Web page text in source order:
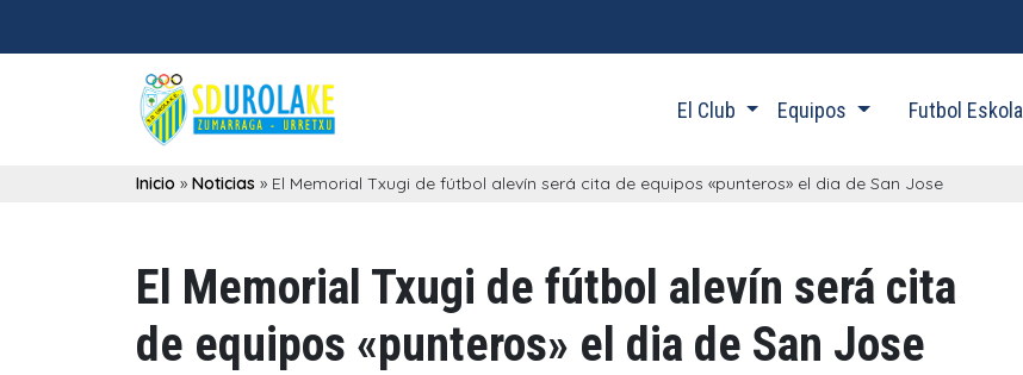
El Club Equipos Futbol Eskola
Inicio » Noticias » El Memorial Txugi de fútbol alevín será cita de equipos «punteros» el dia de San Jose
El Memorial Txugi de fútbol alevín será cita
de equipos «punteros» el dia de San Jose